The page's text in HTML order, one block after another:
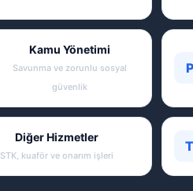
Kamu Yönetimi
Savunma ve zorunlu sosyal
güvenlik
P
Diğer Hizmetler
STK, kuaför ve onarım işleri
T